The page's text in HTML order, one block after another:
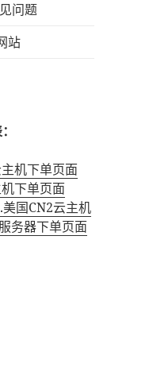
问题
站
机下单页面
下单页面
国CN2云主机
务器下单页面